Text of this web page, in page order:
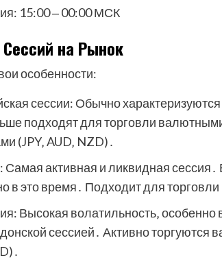
15:00 ‒ 00:00 МСК
на Рынок
особенности:
сессии: Обычно
подходят для торговли
(JPY‚ AUD‚ NZD)․
Самая активная и ликвидная
в это время․ Подходит для
Высокая волатильность‚ особенно
сессией․ Активно торгуются